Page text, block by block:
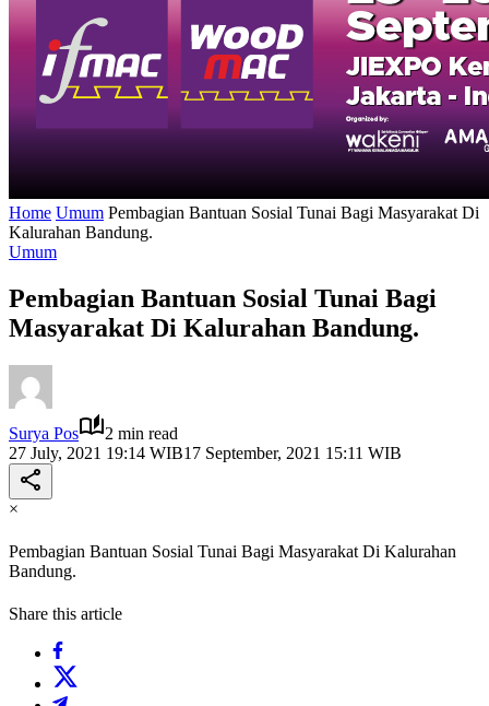
Home Umum Pembagian Bantuan Sosial Tunai Bagi Masyarakat Di
Kalurahan Bandung.
Umum
Pembagian Bantuan Sosial Tunai Bagi
Masyarakat Di Kalurahan Bandung.
Surya Pos
2 min read
27 July, 2021 19:14 WIB17 September, 2021 15:11 WIB
×
Pembagian Bantuan Sosial Tunai Bagi Masyarakat Di Kalurahan
Bandung.
Share this article